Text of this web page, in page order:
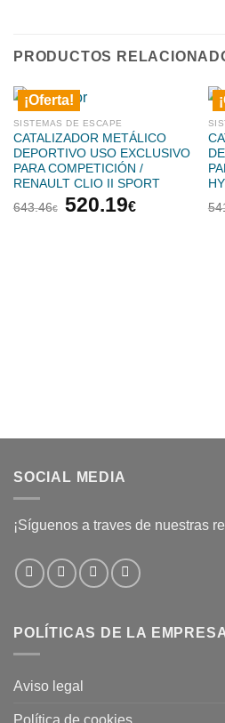
PRODUCTOS
¡Oferta!
SISTEMAS DE ESCAPE
CATALIZADOR METÁLICO
DEPORTIVO USO EXCLUSIVO
PARA COMPETICIÓN /
RENAULT CLIO II SPORT
643.46€
El
520.19€El
SOCIAL MEDIA
¡Síguenos a traves de nuestras
POLÍTICAS DE LA
Aviso legal